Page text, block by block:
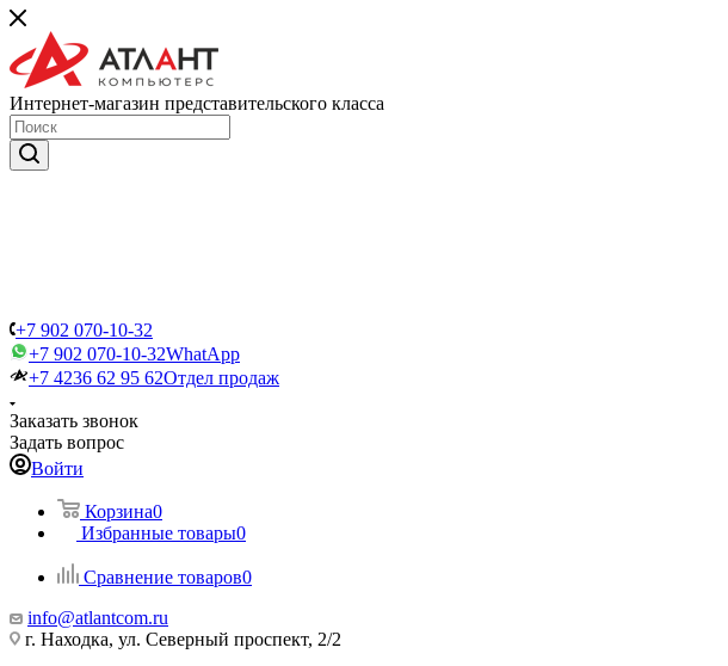
Интернет-магазин представительского класса
+7 902 070-10-32
+7 902 070-10-32WhatApp
+7 4236 62 95 62Отдел продаж
Заказать звонок
Задать вопрос
Войти
Корзина0
Избранные товары0
Сравнение товаров0
info@atlantcom.ru
г. Находка, ул. Северный проспект, 2/2